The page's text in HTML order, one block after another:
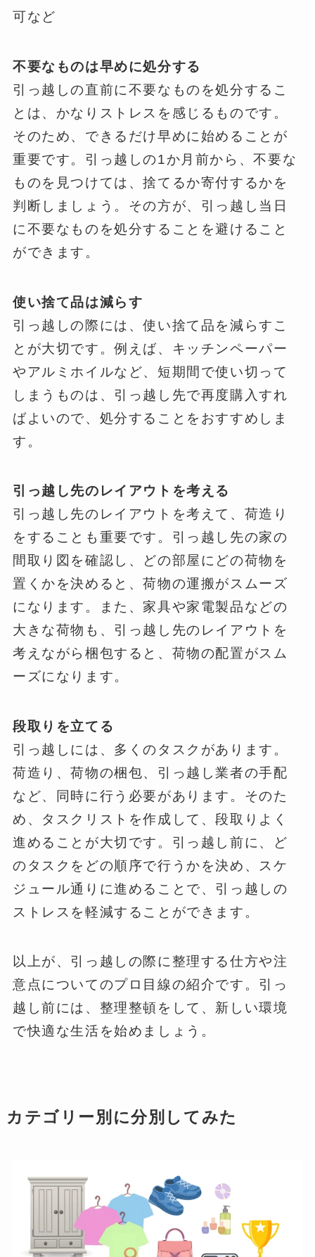
可など
不要なものは早めに処分する
引っ越しの直前に不要なものを処分するこ
とは、かなりストレスを感じるものです。
そのため、できるだけ早めに始めることが
重要です。引っ越しの1か月前から、不要な
ものを見つけては、捨てるか寄付するかを
判断しましょう。その方が、引っ越し当日
に不要なものを処分することを避けること
ができます。
使い捨て品は減らす
引っ越しの際には、使い捨て品を減らすこ
とが大切です。例えば、キッチンペーパー
やアルミホイルなど、短期間で使い切って
しまうものは、引っ越し先で再度購入すれ
ばよいので、処分することをおすすめしま
す。
引っ越し先のレイアウトを考える
引っ越し先のレイアウトを考えて、荷造り
をすることも重要です。引っ越し先の家の
間取り図を確認し、どの部屋にどの荷物を
置くかを決めると、荷物の運搬がスムーズ
になります。また、家具や家電製品などの
大きな荷物も、引っ越し先のレイアウトを
考えながら梱包すると、荷物の配置がスム
ーズになります。
段取りを立てる
引っ越しには、多くのタスクがあります。
荷造り、荷物の梱包、引っ越し業者の手配
など、同時に行う必要があります。そのた
め、タスクリストを作成して、段取りよく
進めることが大切です。引っ越し前に、ど
のタスクをどの順序で行うかを決め、スケ
ジュール通りに進めることで、引っ越しの
ストレスを軽減することができます。
以上が、引っ越しの際に整理する仕方や注
意点についてのプロ目線の紹介です。引っ
越し前には、整理整頓をして、新しい環境
で快適な生活を始めましょう。
カテゴリー別に分別してみた